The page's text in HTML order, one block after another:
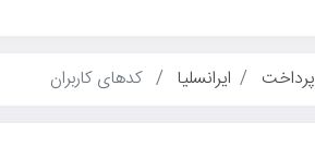
ایرانسلیا کدهای کاربران